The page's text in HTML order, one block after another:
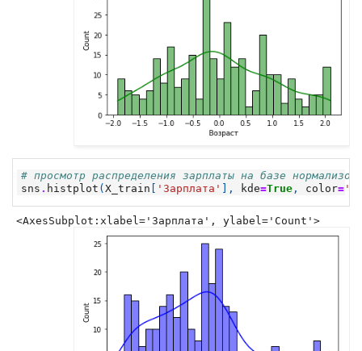
# просмотр распределения зарплаты на базе
sns . histplot (X_train 'Зарплата' ], kde=True , color=
<AxesSubplot:xlabel='Зарплата', ylabel='Count'>